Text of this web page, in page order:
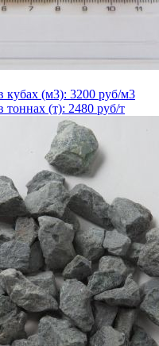
кубах (м3): 3200 руб/м3
тоннах (т): 2480 руб/т